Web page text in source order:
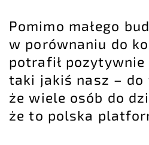
Pomimo małego
w porównaniu do
potrafił pozytywnie
taki jakiś nasz – do
że wiele osób do
że to polska